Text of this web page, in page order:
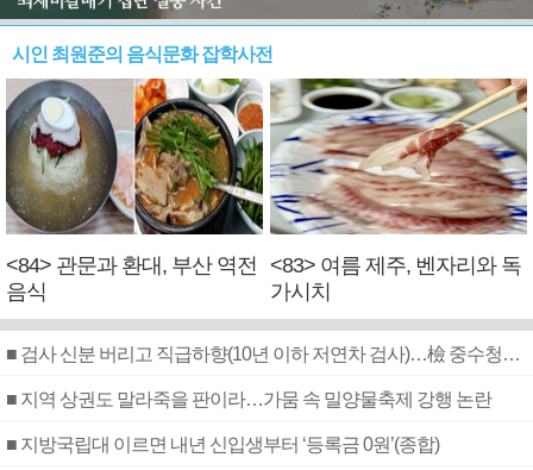
시인 최원준의 음식문화 잡학사전
<84> 관문과 환대, 부산 역전
음식
<83> 여름 제주, 벤자리와 독
가시치
■ 검사 신분 버리고 직급하향(10년 이하 저연차 검사)…檢 중수청행 기피
■ 지역 상권도 말라죽을 판이라…가뭄 속 밀양물축제 강행 논란
■ 지방국립대 이르면 내년 신입생부터 ‘등록금 0원’(종합)